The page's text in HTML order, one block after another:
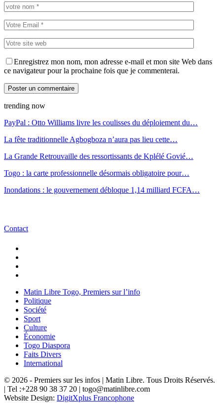
Enregistrez mon nom, mon adresse e-mail et mon site Web dans
ce navigateur pour la prochaine fois que je commenterai.
trending now
PayPal : Otto Williams livre les coulisses du déploiement du…
La fête traditionnelle Agbogboza n’aura pas lieu cette…
La Grande Retrouvaille des ressortissants de Kplélé Govié…
Togo : la carte professionnelle désormais obligatoire pour…
Inondations : le gouvernement débloque 1,14 milliard FCFA…
Contact
Matin Libre Togo, Premiers sur l’info
Politique
Société
Sport
Culture
Économie
Togo Diaspora
Faits Divers
International
© 2026 - Premiers sur les infos | Matin Libre. Tous Droits Réservés.
| Tel :+228 90 38 37 20 | togo@matinlibre.com
Website Design: DigitXplus Francophone